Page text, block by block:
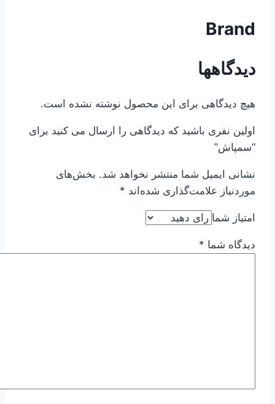
Brand
دیدگاهها
هیچ دیدگاهی برای این محصول نوشته نشده است.
اولین نفری باشید که دیدگاهی را ارسال می کنید برای
“سمپاش”
نشانی ایمیل شما منتشر نخواهد شد. بخش‌های
موردنیاز علامت‌گذاری شده‌اند *
امتیاز شما
دیدگاه شما *